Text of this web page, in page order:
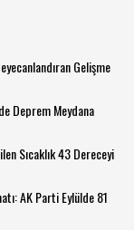
Gelişme
Deprem Meydana
Sıcaklık 43 Dereceyi
AK Parti Eylülde 81